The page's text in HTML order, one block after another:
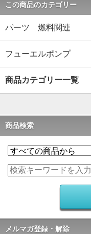
この商品のカテゴリー
パーツ 燃料関連
フューエルポンプ
商品カテゴリー一覧
商品検索
メルマガ登録・解除